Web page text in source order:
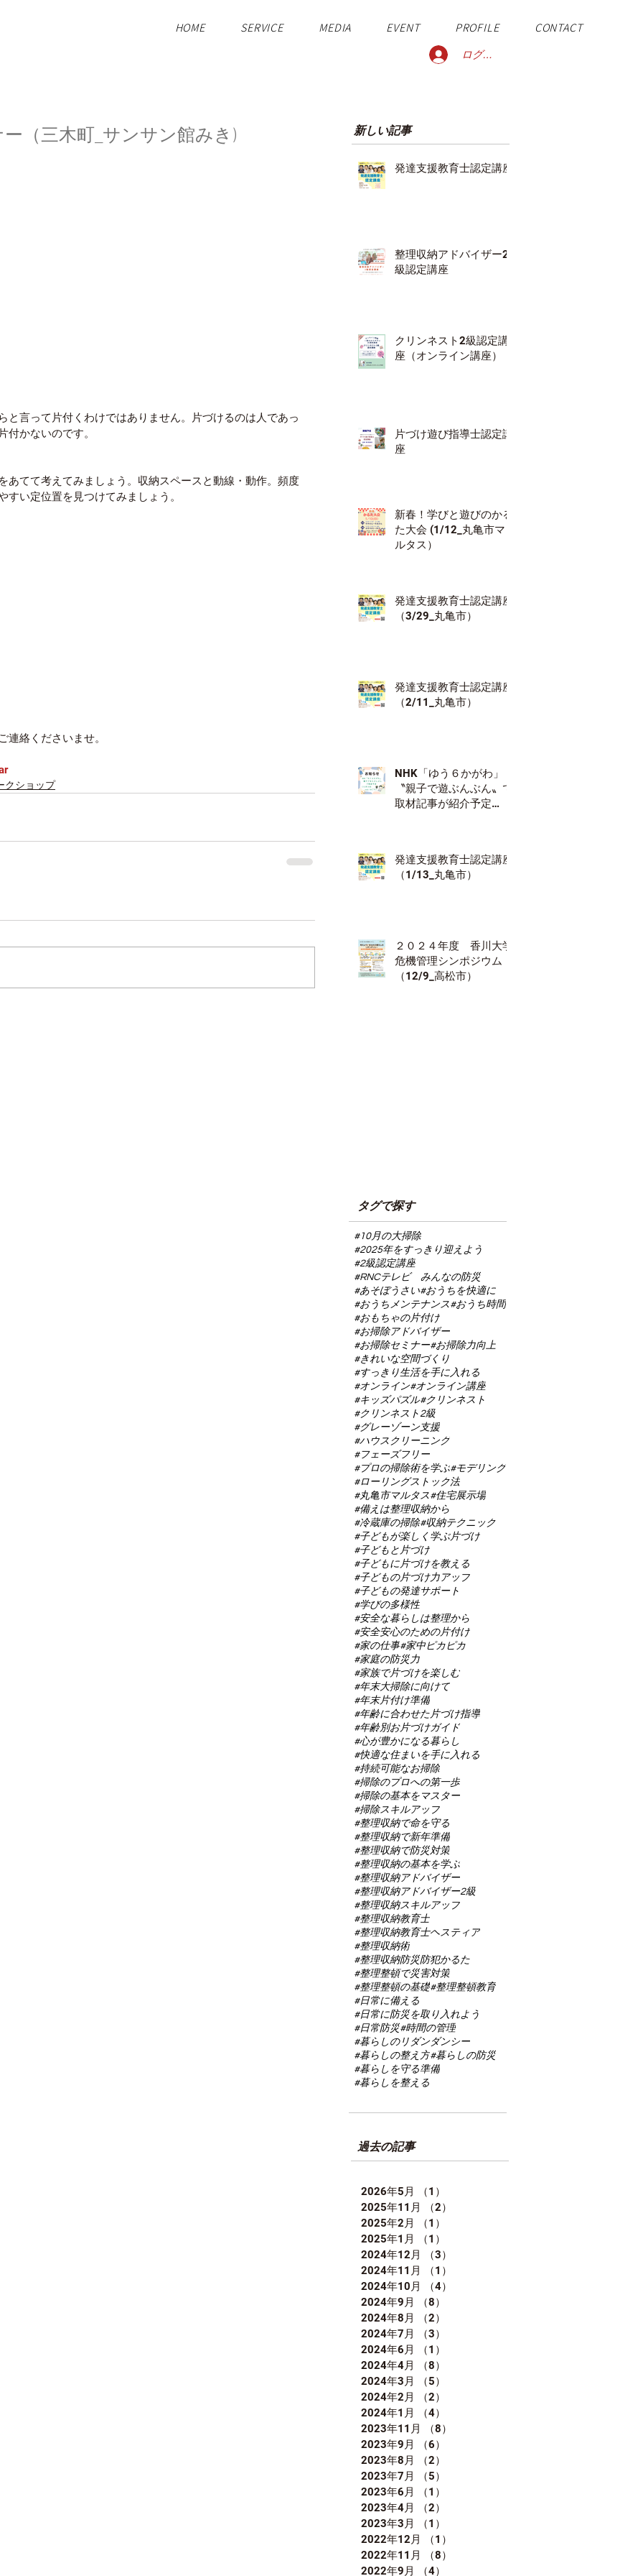
HOME SERVICE MEDIA EVENT PROFILE CONTACT
ログイン
（三木町_サンサン館みき)
と言って片付くわけではありません。片づけるのは人であっ
付かないのです。
あてて考えてみましょう。収納スペースと動線・動作。頻度
すい定位置を見つけてみましょう。
連絡くださいませ。
クショップ
新しい記事
発達支援教育士認定講座
整理収納アドバイザー2
級認定講座
クリンネスト2級認定講
座（オンライン講座）
片づけ遊び指導士認定講
座
新春！学びと遊びのかる
た大会 (1/12_丸亀市マ
ルタス）
発達支援教育士認定講座
（3/29_丸亀市）
発達支援教育士認定講座
（2/11_丸亀市）
NHK「ゆう６かがわ」
〝親子で遊ぶんぶん〟で
取材記事が紹介予定
発達支援教育士認定講座
（1/13_丸亀市）
２０２４年度 香川大学
危機管理シンポジウム
（12/9_高松市）
タグで探す
#10月の大掃除
#2025年をすっきり迎えよう
#2級認定講座
#RNCテレビ みんなの防災
#あそぼうさい#おうちを快適に
#おうちメンテナンス#おうち時間
#おもちゃの片付け
#お掃除アドバイザー
#お掃除セミナー#お掃除力向上
#きれいな空間づくり
#すっきり生活を手に入れる
#オンライン#オンライン講座
#キッズパズル#クリンネスト
#クリンネスト2級
#グレーゾーン支援
#ハウスクリーニング
#フェーズフリー
#プロの掃除術を学ぶ#モデリング
#ローリングストック法
#丸亀市マルタス#住宅展示場
#備えは整理収納から
#冷蔵庫の掃除#収納テクニック
#子どもが楽しく学ぶ片づけ
#子どもと片づけ
#子どもに片づけを教える
#子どもの片づけ力アップ
#子どもの発達サポート
#学びの多様性
#安全な暮らしは整理から
#安全安心のための片付け
#家の仕事#家中ピカピカ
#家庭の防災力
#家族で片づけを楽しむ
#年末大掃除に向けて
#年末片付け準備
#年齢に合わせた片づけ指導
#年齢別お片づけガイド
#心が豊かになる暮らし
#快適な住まいを手に入れる
#持続可能なお掃除
#掃除のプロへの第一歩
#掃除の基本をマスター
#掃除スキルアップ
#整理収納で命を守る
#整理収納で新年準備
#整理収納で防災対策
#整理収納の基本を学ぶ
#整理収納アドバイザー
#整理収納アドバイザー2級
#整理収納スキルアップ
#整理収納教育士
#整理収納教育士ヘスティア
#整理収納術
#整理収納防災防犯かるた
#整理整頓で災害対策
#整理整頓の基礎#整理整頓教育
#日常に備える
#日常に防災を取り入れよう
#日常防災#時間の管理
#暮らしのリダンダンシー
#暮らしの整え方#暮らしの防災
#暮らしを守る準備
#暮らしを整える
過去の記事
2026年5月 （1）
2025年11月
（2）
2025年2月
（1）
2025年1月
（1）
2024年12月
（3）
2024年11月
（1）
2024年10月
（4）
2024年9月
（8）
2024年8月
（2）
2024年7月
（3）
2024年6月
（1）
2024年4月
（8）
2024年3月
（5）
2024年2月
（2）
2024年1月
（4）
2023年11月
（8）
2023年9月
（6）
2023年8月
（2）
2023年7月
（5）
2023年6月
（1）
2023年4月
（2）
2023年3月
（1）
2022年12月
（1）
2022年11月
（8）
2022年9月
（4）